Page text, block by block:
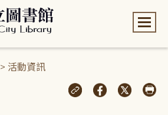
> 活動資訊